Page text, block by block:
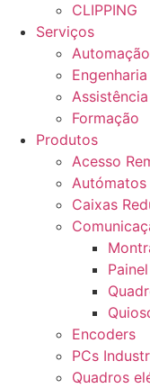
CLIPPING
Serviços
Automação
Engenharia
Formação
Produtos
Acesso
Caixas
Encoders
PCs
Quadros